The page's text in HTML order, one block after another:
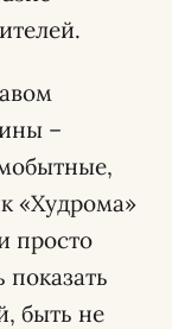
–
«Худрома»
просто
быть не